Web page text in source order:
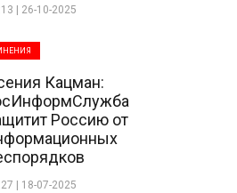
| 26-10-2025
Кацман:
Россию от
| 18-07-2025